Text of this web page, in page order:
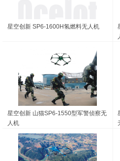
星空创新 SP6-1600H氢燃料无人机
星空创新 山猫SP6-1550型军警侦察无
人机